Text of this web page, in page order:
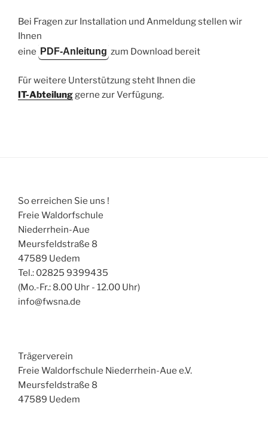
Bei Fragen zur Installation und Anmeldung stellen wir
Ihnen
eine PDF-Anleitung zum Download bereit
Für weitere Unterstützung steht Ihnen die
IT-Abteilunggerne zur Verfügung.
So erreichen Sie uns !
Freie Waldorfschule
Niederrhein-Aue
Meursfeldstraße 8
47589 Uedem
Tel.: 02825 9399435
(Mo.-Fr.: 8.00 Uhr - 12.00 Uhr)
info@fwsna.de
Trägerverein
Freie Waldorfschule Niederrhein-Aue e.V.
Meursfeldstraße 8
47589 Uedem